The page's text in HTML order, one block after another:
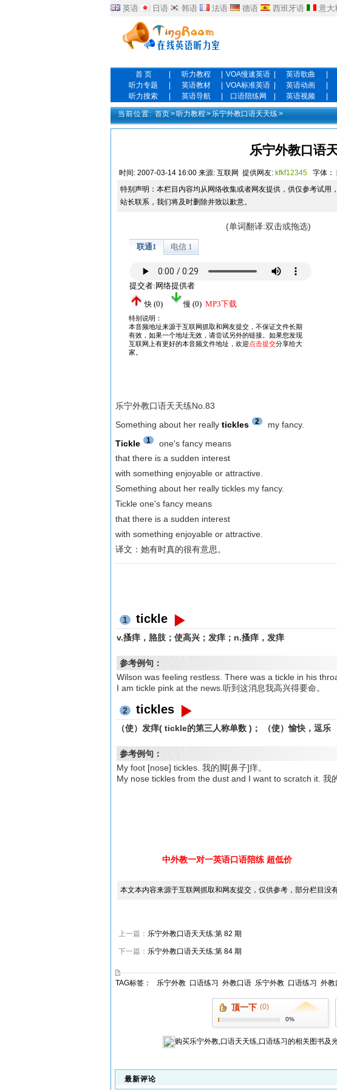
英语 日语 韩语 法语 德语 西班牙语 意大
首 页 听力教程 VOA慢速英语 英语歌曲
听力专题
英语教材 VOA标准英语 英语动画
听力搜索
英语导航 口语陪练网 英语视频
当前位置: 首页>听力教程 > 乐宁外教口语天天练>
乐宁外教口语
时间: 2007-03-14 16:00 来源: 互联网 提供网友: kfkf12345 字体：
特别声明：本栏目内容均从网络收集或者网友提供，供仅参考试
站长联系，我们将及时删除并致以歉意。
(单词翻译:双击或拖选)
乐宁外教口语天天练No.83
Something about her reallytickles 2
my fancy.
Tickle
1
one's fancy means
that there is a sudden interest
with something enjoyable or attractive.
Something about her really tickles my fancy.
Tickle one's fancy means
that there is a sudden interest
with something enjoyable or attractive.
译文：她有时真的很有意思。
1 tickle
v.搔痒，胳肢；使高兴；发痒；n.搔痒，发痒
参考例句：
Wilson was feeling restless. There was a tickle in his
I am tickle pink at the news.听到这消息我高兴得要命。
2 tickles
（使）发痒( tickle的第三人称单数 )； （使）愉快，逗乐
参考例句：
My foot [nose] tickles. 我的脚[鼻子]痒。
My nose tickles from the dust and I want to scratch it. 我
中外教一对一英语口语陪练 超低价
本文本内容来源于互联网抓取和网友提交，仅供参考，部分栏目没
上一篇： 乐宁外教口语天天练:第 82 期
下一篇： 乐宁外教口语天天练:第 84 期
TAG标签： 乐宁外教 口语练习 外教口语 乐宁外教 口语练习 外教
顶一下 (0)
0%
购买乐宁外教,口语天天练,口语练习 的相关图书及
最新评论